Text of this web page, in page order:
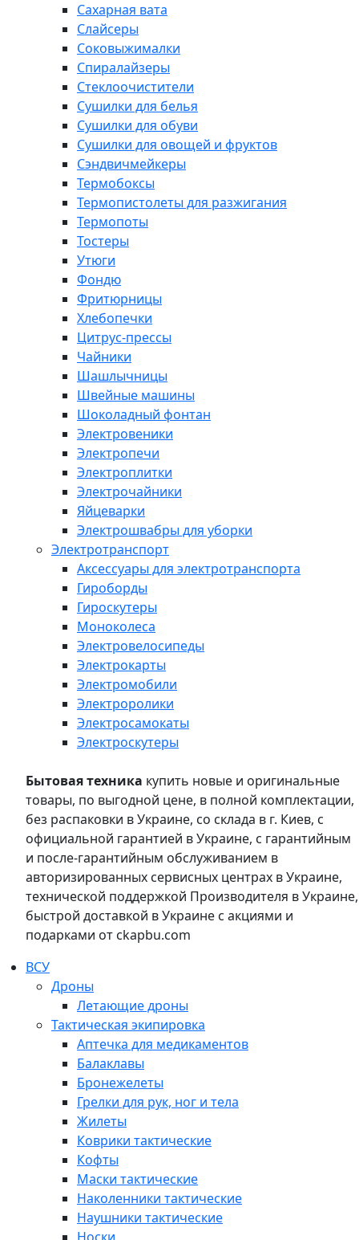
Сахарная вата
Слайсеры
Соковыжималки
Спиралайзеры
Стеклоочистители
Сушилки для белья
Сушилки для обуви
Сушилки для овощей и фруктов
Сэндвичмейкеры
Термобоксы
Термопистолеты для разжигания
Термопоты
Тостеры
Утюги
Фондю
Фритюрницы
Хлебопечки
Цитрус-прессы
Чайники
Шашлычницы
Швейные машины
Шоколадный фонтан
Электровеники
Электропечи
Электроплитки
Электрочайники
Яйцеварки
Электрошвабры для уборки
Электротранспорт
Аксессуары для электротранспорта
Гироборды
Гироскутеры
Моноколеса
Электровелосипеды
Электрокарты
Электромобили
Электроролики
Электросамокаты
Электроскутеры
Бытовая техника купить новые и оригинальные
товары, по выгодной цене, в полной комплектации,
без распаковки в Украине, со склада в г. Киев, с
официальной гарантией в Украине, с гарантийным
и после-гарантийным обслуживанием в
авторизированных сервисных центрах в Украине,
технической поддержкой Производителя в Украине,
быстрой доставкой в Украине с акциями и
подарками от ckapbu.com
ВСУ
Дроны
Летающие дроны
Тактическая экипировка
Аптечка для медикаментов
Балаклавы
Бронежелеты
Грелки для рук, ног и тела
Жилеты
Коврики тактические
Кофты
Маски тактические
Наколенники тактические
Наушники тактические